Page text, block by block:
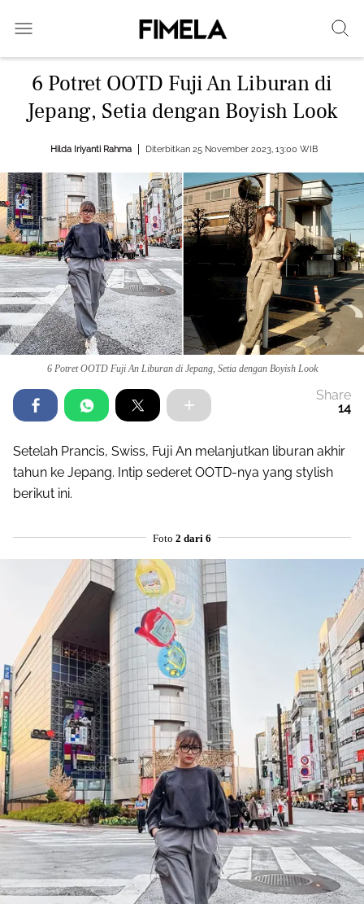
6 Potret OOTD Fuji An Liburan di
Jepang, Setia dengan Boyish Look
Hilda Iriyanti Rahma Diterbitkan 25 November 2023, 13:00 WIB
6 Potret OOTD Fuji An Liburan di Jepang, Setia dengan Boyish Look
Share
14
Setelah Prancis, Swiss, Fuji An melanjutkan liburan akhir
tahun ke Jepang. Intip sederet OOTD-nya yang stylish
berikut ini.
Foto 2 dari 6